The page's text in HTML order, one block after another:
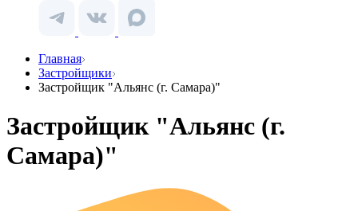
Главная
Застройщики
Застройщик "Альянс (г. Самара)"
Застройщик "Альянс (г.
Самара)"